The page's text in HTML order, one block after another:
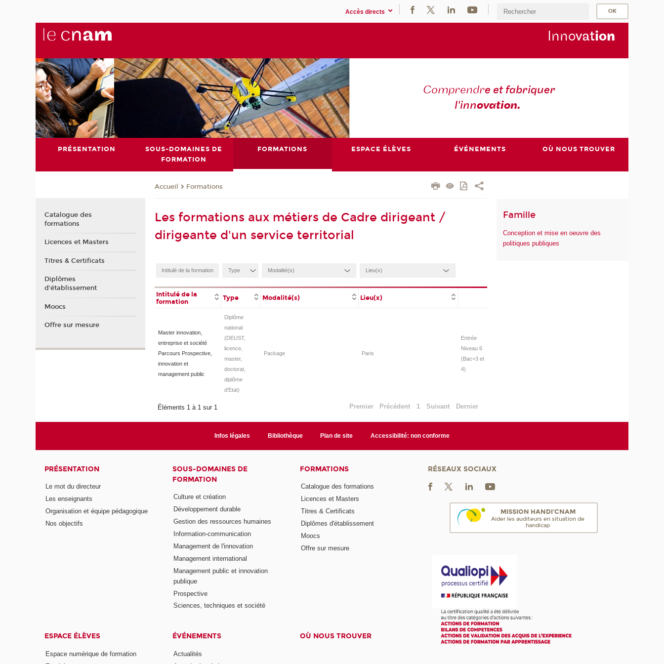
Accès directs
Innovation
Comprendre et fabriquer
l'innovation.
PRÉSENTATION
SOUS-DOMAINES DE
FORMATION
FORMATIONS ESPACE ÉLÈVES ÉVÉNEMENTS OÙ NOUS TROUVER
Accueil Formations
Les formations aux métiers de Cadre dirigeant /
dirigeante d'un service territorial
Intitulé de la
formation
Type Modalité(s) Lieu(x)
Master innovation,
entreprise et société
Parcours Prospective,
innovation et
management public
Diplôme
national
(DEUST,
licence,
master,
doctorat,
diplôme
d'Etat)
Package Paris
Entrée
Niveau 6
(Bac+3 et
4)
Éléments 1 à 1 sur 1 Premier Précédent 1 Suivant Dernier
Famille
Conception et mise en oeuvre des
politiques publiques
Catalogue des
formations
Licences et Masters
Titres & Certificats
Diplômes
d'établissement
Moocs
Offre sur mesure
Infos légales Bibliothèque Plan de site Accessibilité: non conforme
PRÉSENTATION
Le mot du directeur
Les enseignants
Organisation et équipe pédagogique
Nos objectifs
SOUS-DOMAINES DE
FORMATION
Culture et création
Développement durable
Gestion des ressources humaines
Information-communication
Management de l'innovation
Management international
Management public et innovation
publique
Prospective
Sciences, techniques et société
FORMATIONS
Catalogue des formations
Licences et Masters
Titres & Certificats
Diplômes d'établissement
Moocs
Offre sur mesure
ESPACE ÉLÈVES
Espace numérique de formation
ÉVÉNEMENTS
Actualités
OÙ NOUS TROUVER
RÉSEAUX SOCIAUX
MISSION HANDI'CNAM
Aider les auditeurs en situation de
handicap